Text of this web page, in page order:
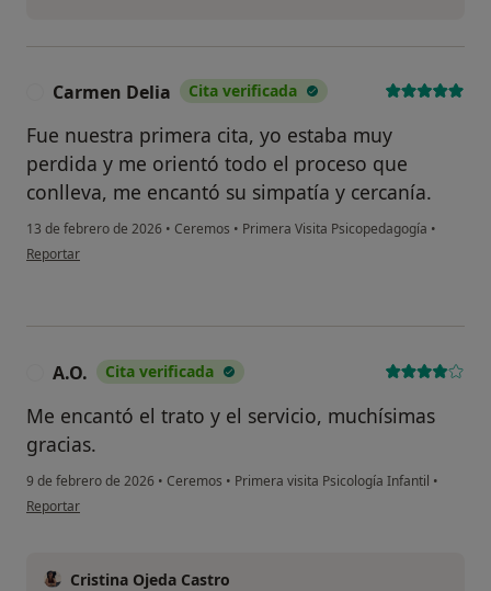
Carmen Delia Cita verificada
Fue nuestra primera cita, yo estaba muy
perdida y me orientó todo el proceso que
conlleva, me encantó su simpatía y cercanía.
13 de febrero de 2026 • Ceremos • Primera Visita Psicopedagogía •
en opinión del usuario Carmen Delia
Reportar
A.O. Cita verificada
Me encantó el trato y el servicio, muchísimas
gracias.
9 de febrero de 2026 • Ceremos • Primera visita Psicología Infantil •
en opinión del usuario A.O.
Reportar
Cristina Ojeda Castro